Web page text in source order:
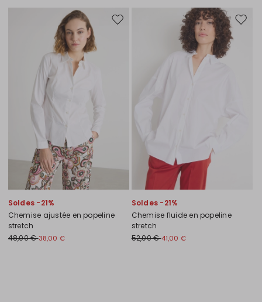
Ajouter vers la liste de souhaits
Soldes -21%
Chemise ajustée en popeline
stretch
48,00 €38,00 €
Soldes -21%
Chemise fluide en popeline
stretch
52,00 €41,00 €